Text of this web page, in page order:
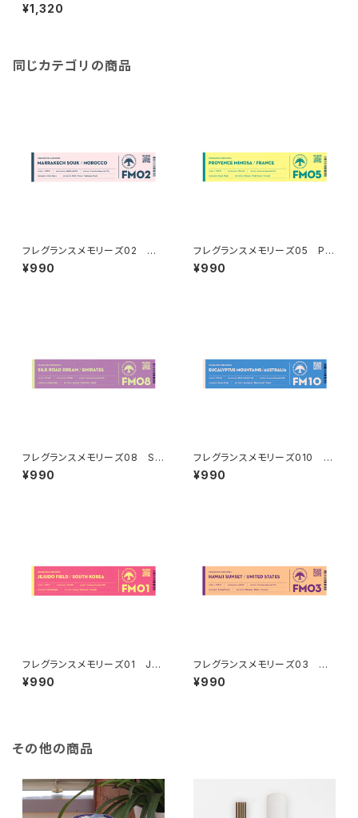
ンゾインの香り
¥1,320
同じカテゴリの商品
フレグランスメモリーズ02 MA
RRAKECH SOUK
¥990
フレグランスメモリーズ05 PR
OVENCE MIMOSA
¥990
フレグランスメモリーズ08 SIL
K ROAD DREAM
¥990
フレグランスメモリーズ010 E
UCALYPTUS MOUNTAINS
¥990
フレグランスメモリーズ01 JEJ
UDO FIELD
¥990
フレグランスメモリーズ03 HA
WAII SUNSET
¥990
その他の商品